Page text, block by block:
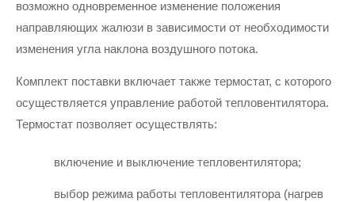
возможно одновременное изменение положения
направляющих жалюзи в зависимости от необходимости
изменения угла наклона воздушного потока.
Комплект поставки включает также термостат, с которого
осуществляется управление работой тепловентилятора.
Термостат позволяет осуществлять:
включение и выключение тепловентилятора;
выбор режима работы тепловентилятора (нагрев